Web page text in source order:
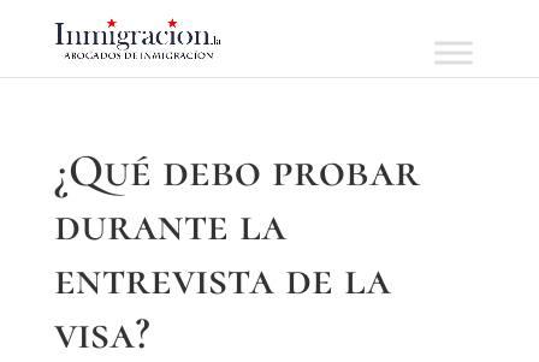
¿Qué debo probar
durante la
entrevista de la
visa?